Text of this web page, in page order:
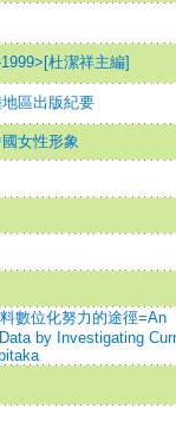
杜潔祥主編]
地區出版紀要
女性形象
數位化努力的途徑=An
by Investigating